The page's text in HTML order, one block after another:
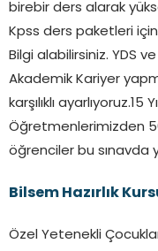
birebir ders alarak
Kpss ders paketleri
Bilgi alabilirsiniz. YDS
Akademik Kariyer
karşılıklı ayarlıyoruz.15
Öğretmenlerimizden
öğrenciler bu sınavda
Bilsem Hazırlık
Özel Yetenekli